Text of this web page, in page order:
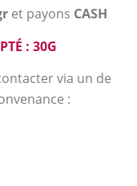
et payons CASH
: 30G
via un de
: